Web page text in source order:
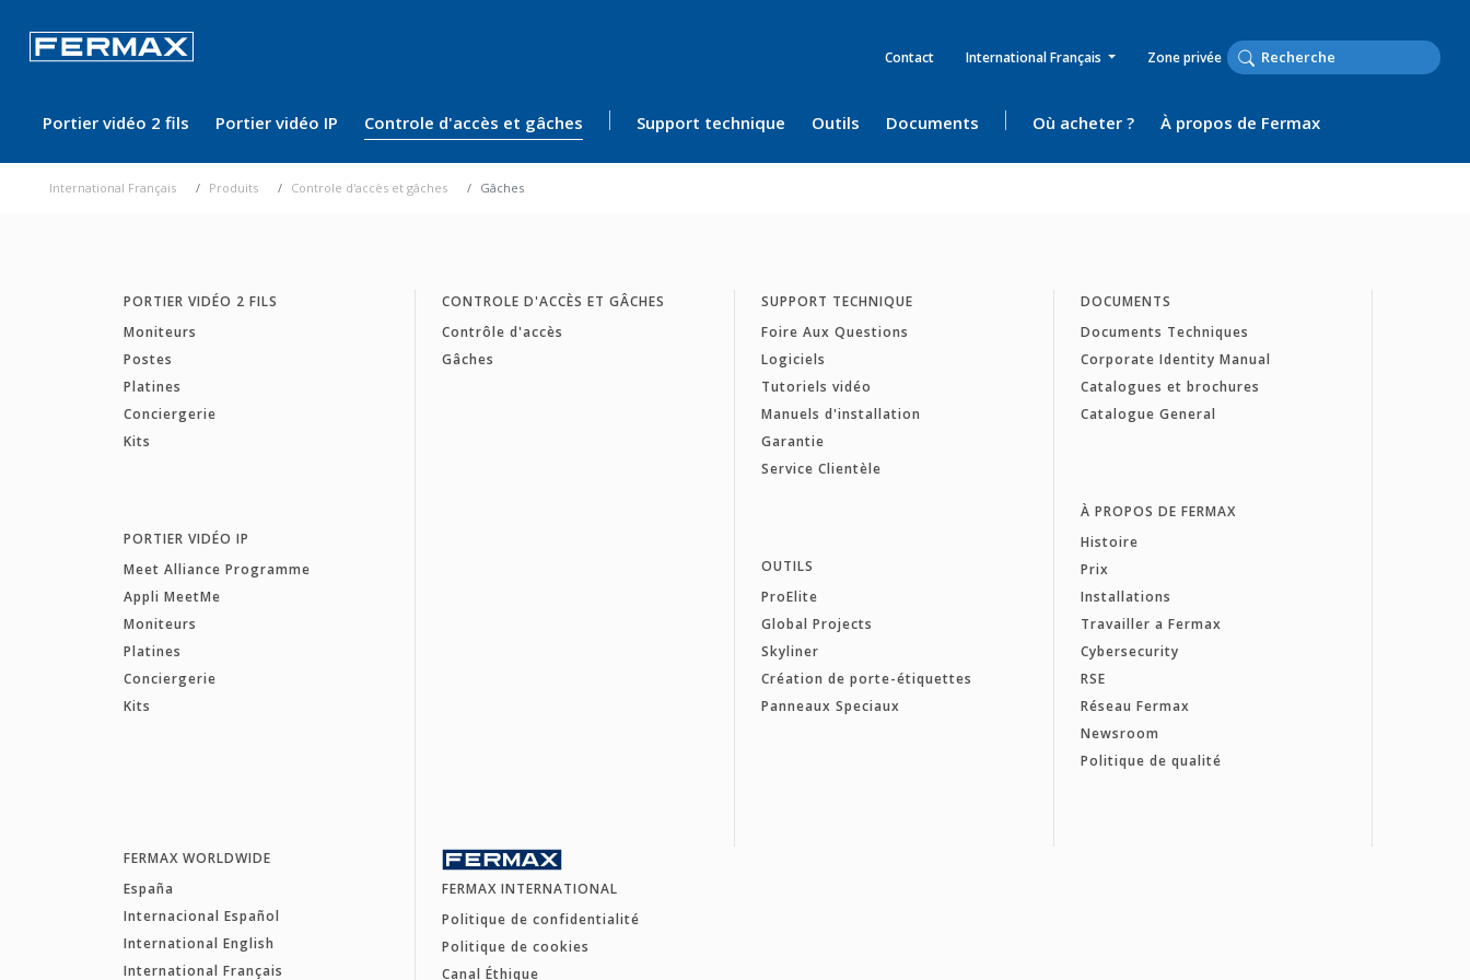
Contact International Français Zone privée
Portier vidéo 2 fils Portier vidéo IP Controle d'accès et gâches Support technique Outils Documents Où acheter ? À propos de Fermax
International Français Produits Controle d'accès et gâches Gâches
PORTIER VIDÉO 2 FILS
Moniteurs
Postes
Platines
Conciergerie
Kits
PORTIER VIDÉO IP
Meet Alliance Programme
Appli MeetMe
Moniteurs
Platines
Conciergerie
Kits
CONTROLE D'ACCÈS ET GÂCHES
Contrôle d'accès
Gâches
SUPPORT TECHNIQUE
Foire Aux Questions
Logiciels
Tutoriels vidéo
Manuels d'installation
Garantie
Service Clientèle
OUTILS
ProElite
Global Projects
Skyliner
Création de porte-étiquettes
Panneaux Speciaux
DOCUMENTS
Documents Techniques
Corporate Identity Manual
Catalogues et brochures
Catalogue General
À PROPOS DE FERMAX
Histoire
Prix
Installations
Travailler a Fermax
Cybersecurity
RSE
Réseau Fermax
Newsroom
Politique de qualité
FERMAX WORLDWIDE
España
Internacional Español
International English
International Français
FERMAX INTERNATIONAL
Politique de confidentialité
Politique de cookies
Canal Éthique